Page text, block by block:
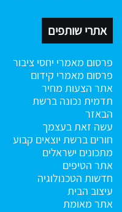
אתרי שותפים
פרסום מאמרי יחסי ציבור
פרסום מאמרי קידום
אתר הצעות מחיר
תדמית נכונה ברשת
הבאזר
עשה זאת בעצמך
חורים ברשת יוצאים קבוע
מתכונים ישראלים
אתר הטיפים
חדשות הטכנולוגיה
עיצוב הבית
אתר מאומת